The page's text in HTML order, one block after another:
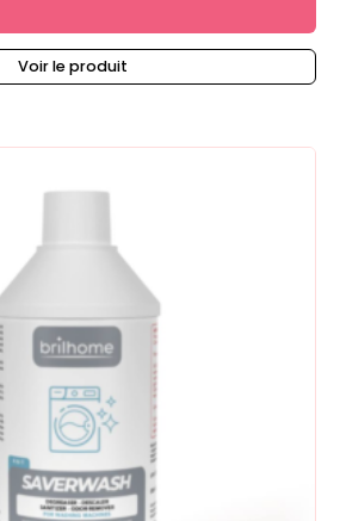
Voir le produit